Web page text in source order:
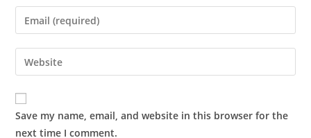
name
comment
Enter
your
email
address
comment
Enter
your
website
URL
(optional)
Save my name, email, and website in this browser for the
next time I comment.